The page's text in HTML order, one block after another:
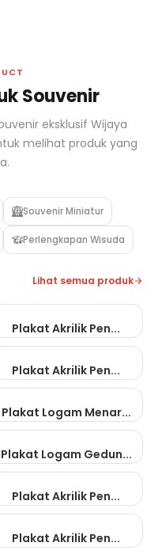
Souvenir
eksklusif Wijaya
melihat produk yang
Souvenir Miniatur
Perlengkapan Wisuda
Lihat semua produk
Plakat Akrilik Pen...
Plakat Akrilik Pen...
Plakat Logam Menar...
Plakat Logam Gedun...
Plakat Akrilik Pen...
Plakat Akrilik Pen...